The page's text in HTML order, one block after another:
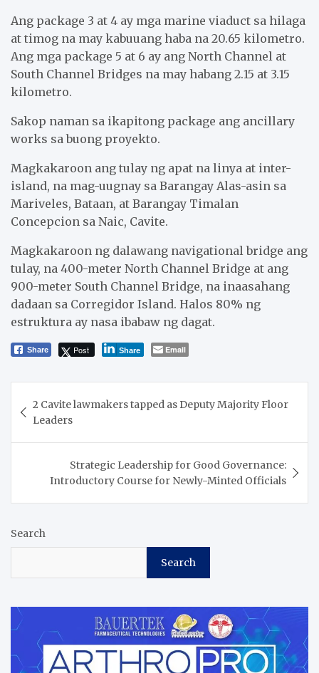
Ang package 3 at 4 ay mga marine viaduct sa hilaga
at timog na may kabuuang haba na 20.65 kilometro.
Ang mga package 5 at 6 ay ang North Channel at
South Channel Bridges na may habang 2.15 at 3.15
kilometro.
Sakop naman sa ikapitong package ang ancillary
works sa buong proyekto.
Magkakaroon ang tulay ng apat na linya at inter-
island, na mag-uugnay sa Barangay Alas-asin sa
Mariveles, Bataan, at Barangay Timalan
Concepcion sa Naic, Cavite.
Magkakaroon ng dalawang navigational bridge ang
tulay, na 400-meter North Channel Bridge at ang
900-meter South Channel Bridge, na inaasahang
dadaan sa Corregidor Island. Halos 80% ng
estruktura ay nasa ibabaw ng dagat.
Share Post Share Email
navigation
2 Cavite lawmakers tapped as Deputy Majority Floor
Leaders
Strategic Leadership for Good Governance:
Introductory Course for Newly-Minted Officials
Search
Search